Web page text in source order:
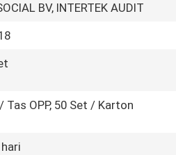
BV, INTERTEK AUDIT
Tas OPP, 50 Set / Karton